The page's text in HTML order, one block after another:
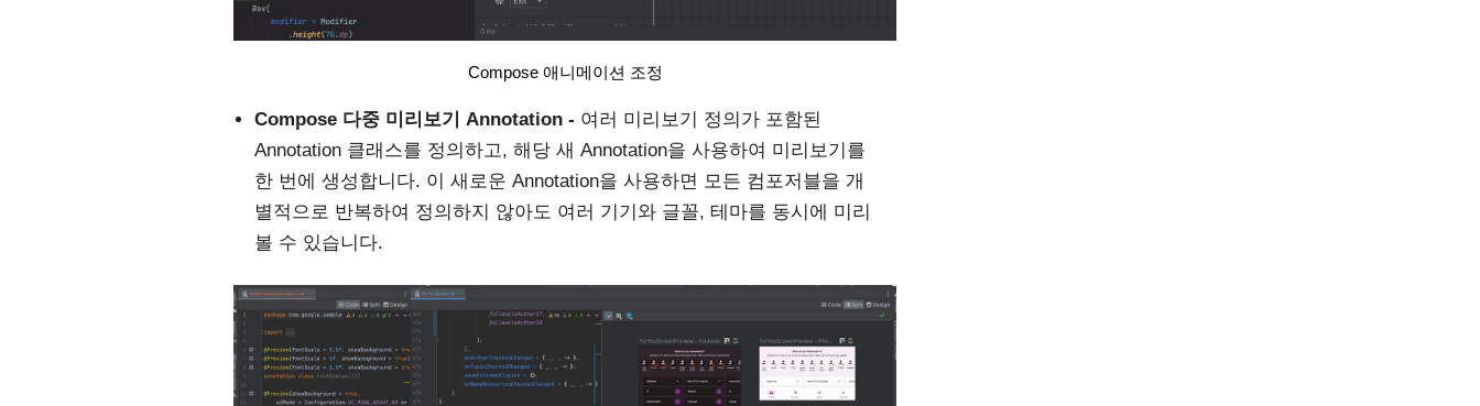
Compose 애니메이션 조정
Compose 다중 미리보기 Annotation - 여러 미리보기 정의가 포함된
Annotation 클래스를 정의하고, 해당 새 Annotation을 사용하여 미리보기를
한 번에 생성합니다. 이 새로운 Annotation을 사용하면 모든 컴포저블을 개
별적으로 반복하여 정의하지 않아도 여러 기기와 글꼴, 테마를 동시에 미리
볼 수 있습니다.